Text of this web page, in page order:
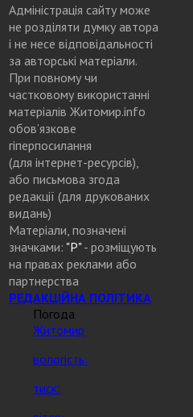
Адміністрація сайту може
не розділяти думку автора
і не несе відповідальності
за авторські матеріали.
При повному чи
частковому використанні
матеріалів Житомир.info
обов’язкове
гіперпосилання
(для інтернет-ресурсів),
або письмова згода
редакції (для друкованих
видань)
Матеріали, позначені
значками: "Р"- розміщують
на правах реклами або
партнерства
РЕДАКЦІЙНА ПОЛІТИКА
Погода
Житомир
вологість:
тиск: